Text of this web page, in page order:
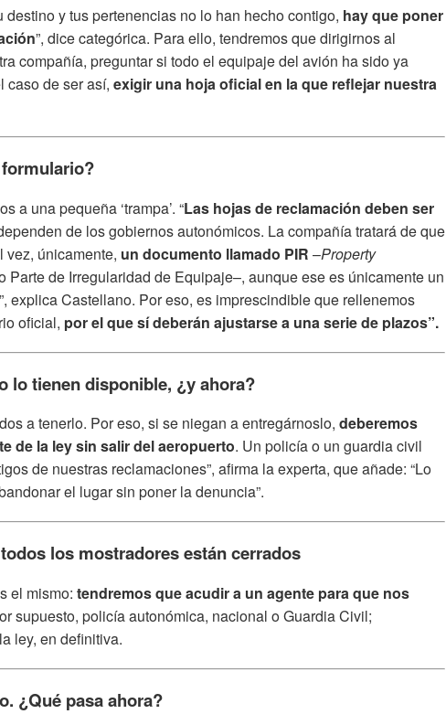
destino y tus pertenencias no lo han hecho contigo, hay que poner
”, dice categórica. Para ello, tendremos que dirigirnos al
compañía, preguntar si todo el equipaje del avión ha sido ya
caso de ser así, exigir una hoja oficial en la que reflejar nuestra
a una pequeña ‘trampa’. “Las hojas de reclamación deben ser
de los gobiernos autonómicos. La compañía tratará de que
vez, únicamente, un documento llamado PIR –Property
Parte de Irregularidad de Equipaje–, aunque ese es únicamente un
explica Castellano. Por eso, es imprescindible que rellenemos
oficial, por el que sí deberán ajustarse a una serie de plazos”.
lo tienen disponible, ¿y ahora?
a tenerlo. Por eso, si se niegan a entregárnoslo, deberemos
de la ley sin salir del aeropuerto. Un policía o un guardia civil
de nuestras reclamaciones”, afirma la experta, que añade: “Lo
el lugar sin poner la denuncia”.
los mostradores están cerrados
el mismo: tendremos que acudir a un agente para que nos
supuesto, policía autonómica, nacional o Guardia Civil;
ley, en definitiva.
¿Qué pasa ahora?